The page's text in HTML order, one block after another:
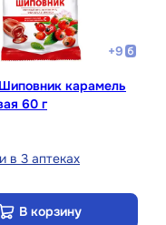
+9
карамель
60 г
в 3 аптеках
В корзину